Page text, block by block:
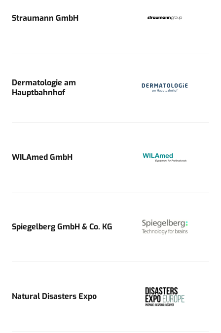
Straumann GmbH
Dermatologie am
Hauptbahnhof
WILAmed GmbH
Spiegelberg GmbH & Co. KG
Natural Disasters Expo